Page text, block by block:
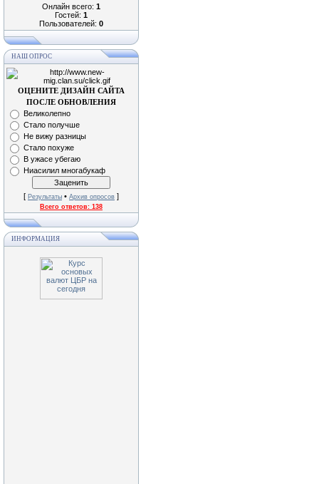
Онлайн всего: 1
Гостей: 1
Пользователей: 0
НАШ ОПРОС
ОЦЕНИТЕ ДИЗАЙН САЙТА
ПОСЛЕ ОБНОВЛЕНИЯ
Великолепно
Стало получше
Не вижу разницы
Стало похуже
В ужасе убегаю
Ниасилил многабукаф
[ Результаты • Архив опросов ]
Всего ответов: 138
ИНФОРМАЦИЯ